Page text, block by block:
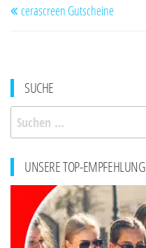
Beitrag
cerascreen Gutscheine
SUCHE
Suchen
nach:
UNSERE TOP-EMPFEHLUNG